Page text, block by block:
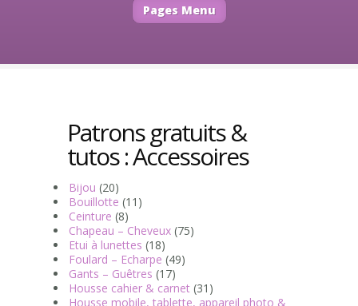
Pages Menu
Patrons gratuits &
tutos : Accessoires
Bijou (20)
Bouillotte (11)
Ceinture (8)
Chapeau – Cheveux (75)
Etui à lunettes (18)
Foulard – Echarpe (49)
Gants – Guêtres (17)
Housse cahier & carnet (31)
Housse mobile, tablette, appareil photo &